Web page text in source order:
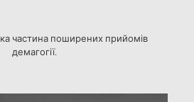
частина поширених прийомів
демагогії.